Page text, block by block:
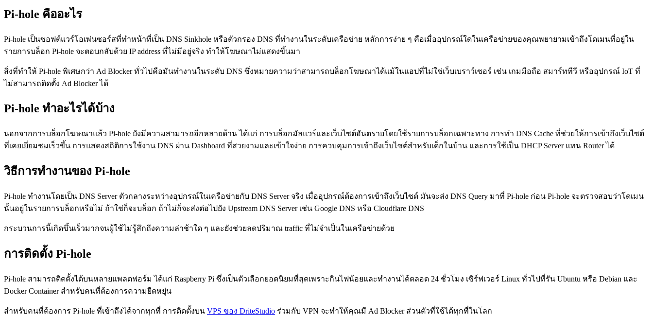
Pi-hole คืออะไร
Pi-hole เป็นซอฟต์แวร์โอเพ่นซอร์สที่ทำหน้าที่เป็น DNS Sinkhole หรือตัวกรอง DNS ที่ทำงานในระดับเครือข่าย หลักการง่าย ๆ คือเมื่ออุปกรณ์ใดในเครือข่ายของคุณพยายามเข้าถึงโดเมนที่อยู่ใน
รายการบล็อก Pi-hole จะตอบกลับด้วย IP address ที่ไม่มีอยู่จริง ทำให้โฆษณาไม่แสดงขึ้นมา
สิ่งที่ทำให้ Pi-hole พิเศษกว่า Ad Blocker ทั่วไปคือมันทำงานในระดับ DNS ซึ่งหมายความว่าสามารถบล็อกโฆษณาได้แม้ในแอปที่ไม่ใช่เว็บเบราว์เซอร์ เช่น เกมมือถือ สมาร์ททีวี หรืออุปกรณ์ IoT ที่
ไม่สามารถติดตั้ง Ad Blocker ได้
Pi-hole ทำอะไรได้บ้าง
นอกจากการบล็อกโฆษณาแล้ว Pi-hole ยังมีความสามารถอีกหลายด้าน ได้แก่ การบล็อกมัลแวร์และเว็บไซต์อันตรายโดยใช้รายการบล็อกเฉพาะทาง การทำ DNS Cache ที่ช่วยให้การเข้าถึงเว็บไซต์
ที่เคยเยี่ยมชมเร็วขึ้น การแสดงสถิติการใช้งาน DNS ผ่าน Dashboard ที่สวยงามและเข้าใจง่าย การควบคุมการเข้าถึงเว็บไซต์สำหรับเด็กในบ้าน และการใช้เป็น DHCP Server แทน Router ได้
วิธีการทำงานของ Pi-hole
Pi-hole ทำงานโดยเป็น DNS Server ตัวกลางระหว่างอุปกรณ์ในเครือข่ายกับ DNS Server จริง เมื่ออุปกรณ์ต้องการเข้าถึงเว็บไซต์ มันจะส่ง DNS Query มาที่ Pi-hole ก่อน Pi-hole จะตรวจสอบว่าโดเมน
นั้นอยู่ในรายการบล็อกหรือไม่ ถ้าใช่ก็จะบล็อก ถ้าไม่ก็จะส่งต่อไปยัง Upstream DNS Server เช่น Google DNS หรือ Cloudflare DNS
กระบวนการนี้เกิดขึ้นเร็วมากจนผู้ใช้ไม่รู้สึกถึงความล่าช้าใด ๆ และยังช่วยลดปริมาณ traffic ที่ไม่จำเป็นในเครือข่ายด้วย
การติดตั้ง Pi-hole
Pi-hole สามารถติดตั้งได้บนหลายแพลตฟอร์ม ได้แก่ Raspberry Pi ซึ่งเป็นตัวเลือกยอดนิยมที่สุดเพราะกินไฟน้อยและทำงานได้ตลอด 24 ชั่วโมง เซิร์ฟเวอร์ Linux ทั่วไปที่รัน Ubuntu หรือ Debian และ
Docker Container สำหรับคนที่ต้องการความยืดหยุ่น
สำหรับคนที่ต้องการ Pi-hole ที่เข้าถึงได้จากทุกที่ การติดตั้งบน VPS ของ DriteStudio ร่วมกับ VPN จะทำให้คุณมี Ad Blocker ส่วนตัวที่ใช้ได้ทุกที่ในโลก